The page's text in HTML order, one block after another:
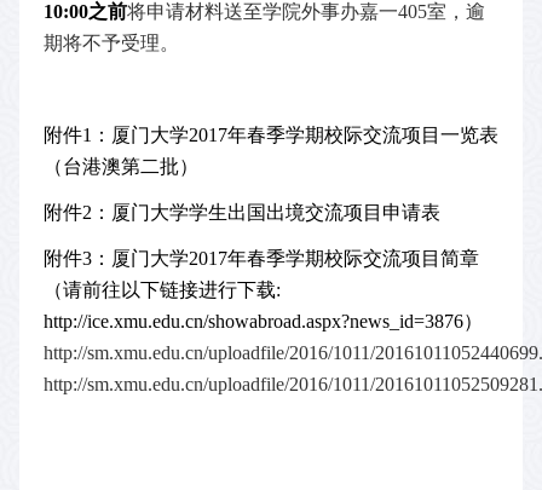
10:00之前将申请材料送至学院外事办嘉一405室，逾
期将不予受理。
附件1 ：厦门大学2017年春季学期校际交流项目一览表
（台港澳第二批）
附件2 ：厦门大学学生出国出境交流项目申请表
附件3 ：厦门大学2017年春季学期校际交流项目简章
（请前往以下链接进行下载:
http://ice.xmu.edu.cn/showabroad.aspx?news_id=3876）
http://sm.xmu.edu.cn/uploadfile/2016/1011/
http://sm.xmu.edu.cn/uploadfile/2016/1011/